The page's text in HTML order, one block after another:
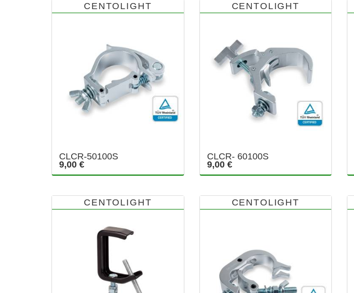
CENTOLIGHT
CLCR-50100S
9,00 €
CENTOLIGHT
CLCR- 60100S
9,00 €
CENTOLIGHT CENTOLIGHT